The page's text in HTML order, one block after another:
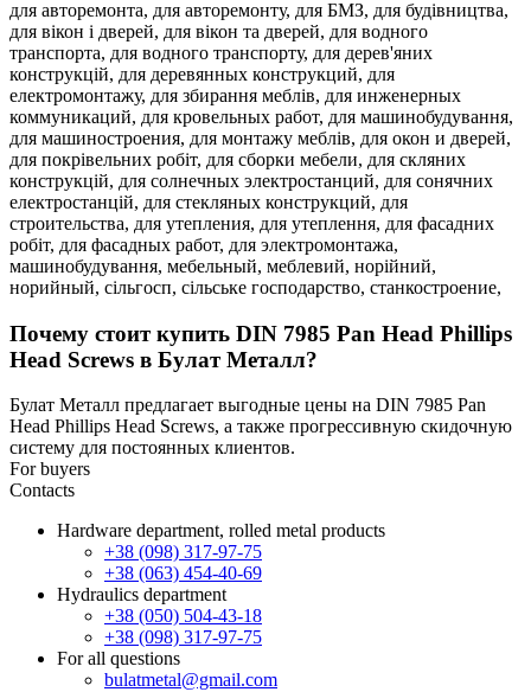
для авторемонта, для авторемонту, для БМЗ, для будівництва,
для вікон і дверей, для вікон та дверей, для водного
транспорта, для водного транспорту, для дерев'яних
конструкцій, для деревянных конструкций, для
електромонтажу, для збирання меблів, для инженерных
коммуникаций, для кровельных работ, для машинобудування,
для машиностроения, для монтажу меблів, для окон и дверей,
для покрівельних робіт, для сборки мебели, для скляних
конструкцій, для солнечных электростанций, для сонячних
електростанцій, для стекляных конструкций, для
строительства, для утепления, для утеплення, для фасадних
робіт, для фасадных работ, для электромонтажа,
машинобудування, мебельный, меблевий, норійний,
норийный, сільгосп, сільське господарство, станкостроение,
Почему стоит купить DIN 7985 Pan Head Phillips
Head Screws в Булат Металл?
Булат Металл предлагает выгодные цены на DIN 7985 Pan
Head Phillips Head Screws, а также прогрессивную скидочную
систему для постоянных клиентов.
For buyers
Contacts
Hardware department, rolled metal products
+38 (098) 317-97-75
+38 (063) 454-40-69
Hydraulics department
+38 (050) 504-43-18
+38 (098) 317-97-75
For all questions
bulatmetal@gmail.com